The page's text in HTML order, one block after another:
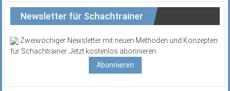
Newsletter für Schachtrainer
Zweiwöchiger Newsletter mit neuen Methoden und Konzepten
für Schachtrainer. Jetzt kostenlos abonnieren.
Abonnieren